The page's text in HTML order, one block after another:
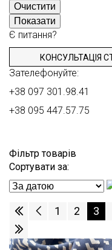
Очистити
Показати
Є питання?
КОНСУЛЬТАЦІЯ
Зателефонуйте:
+38 097 301.98.41
+38 095 447.57.75
Фільтр товарів
Сортувати за:
1 2 3